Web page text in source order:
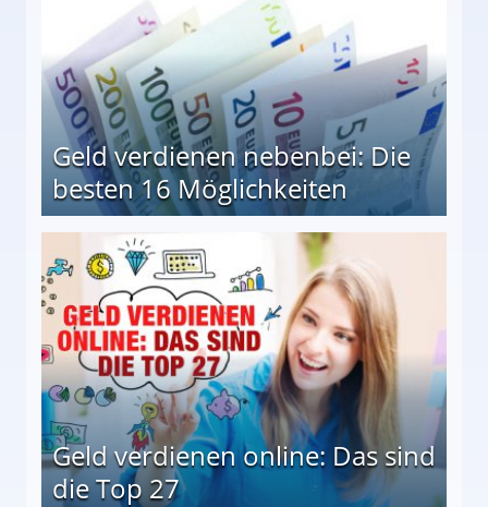
Geld verdienen nebenbei: Die
besten 16 Möglichkeiten
Geld verdienen online: Das sind
die Top 27